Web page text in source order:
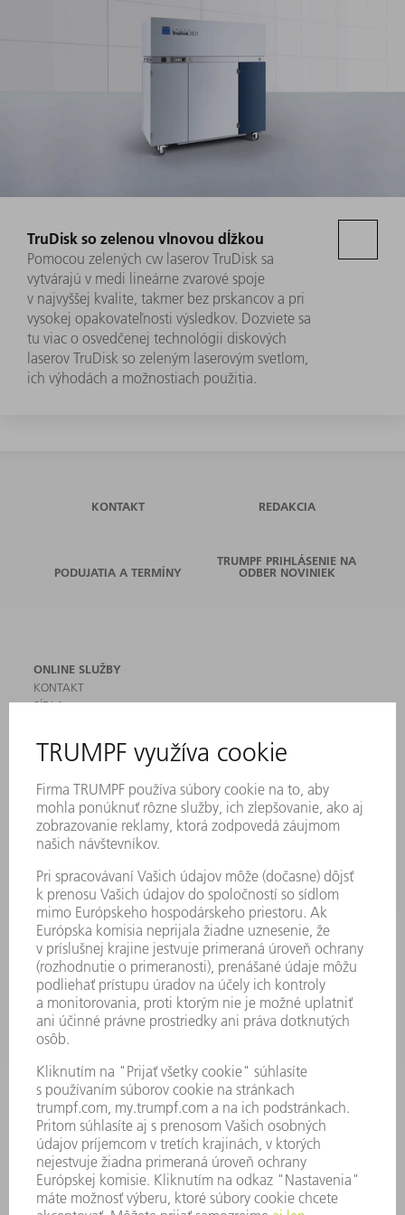
TruDisk so zelenou vlnovou dĺžkou
Pomocou zelených cw laserov TruDisk sa
vytvárajú v medi lineárne zvarové spoje
v najvyššej kvalite, takmer bez prskancov a pri
vysokej opakovateľnosti výsledkov. Dozviete sa
tu viac o osvedčenej technológii diskových
laserov TruDisk so zeleným laserovým svetlom,
ich výhodách a možnostiach použitia.
KONTAKT REDAKCIA
PODUJATIA A TERMÍNY
TRUMPF PRIHLÁSENIE NA
ODBER NOVINIEK
ONLINE SLUŽBY
KONTAKT
SÍDLA
PRIHLÁSENIE NA ODBER NOVINIEK
KARTA BEZPEČNOSTNÝCH ÚDAJOV
STROJE & SYSTÉMY
LASER
VÝKONOVÁ ELEKTRONIKA
ELEKTRICKÉ RUČNÉ NÁRADIE
SMART FACTORY
SOFTVÉR
SLUŽBY
APLIKÁCIE
ODVETVIA
PODNIK
KARIÉRA
PONUKY PRACOVNÝCH MIEST
PROFIL FIRMY
PREDSTAVENSTVO
SPRÁVA O HOSPODÁRENÍ
FIREMNÉ PRINCÍPY
ZHODA
SYSTÉM OZNAMOVANIA
SECURITY
TLAČOVÉ SPRÁVY
ČASOPISY
STABILITA
ŽIVOTNÉ PROSTREDIE & KLÍMA
SOCIÁLNE VECI & SPOLOČNOSŤ